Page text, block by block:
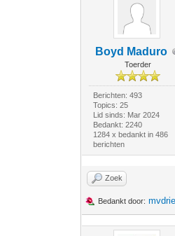
Boyd Maduro
Toerder
Berichten: 493
Topics: 25
Lid sinds: Mar 2024
Bedankt: 2240
1284 x bedankt in 486
berichten
Zoek
Bedankt door: mvdriel